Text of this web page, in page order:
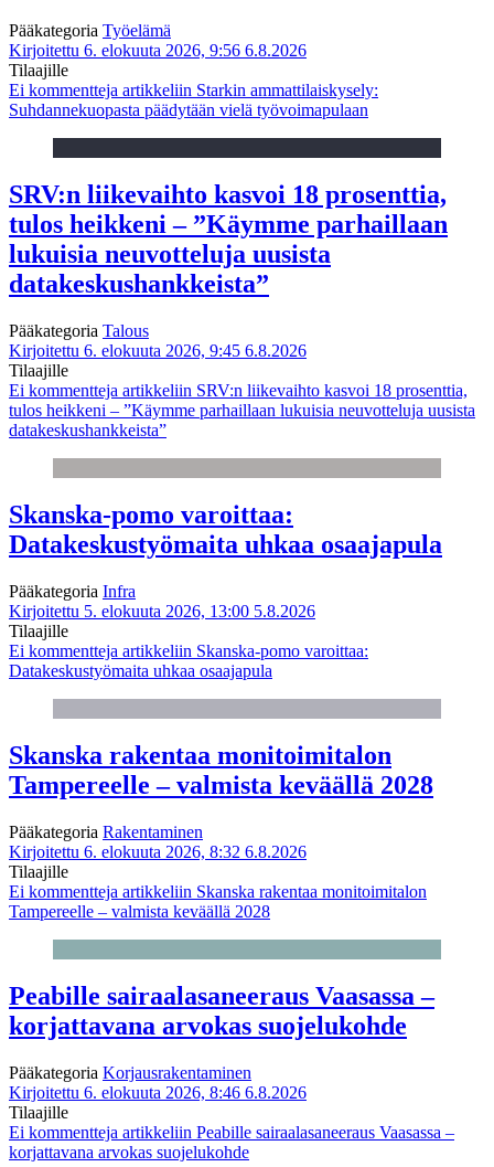
Pääkategoria Työelämä
Kirjoitettu 6. elokuuta 2026, 9:56 6.8.2026
Tilaajille
Ei kommentteja artikkeliin Starkin ammattilaiskysely:
Suhdannekuopasta päädytään vielä työvoimapulaan
SRV:n liikevaihto kasvoi 18 prosenttia,
tulos heikkeni – ”Käymme parhaillaan
lukuisia neuvotteluja uusista
datakeskushankkeista”
Pääkategoria Talous
Kirjoitettu 6. elokuuta 2026, 9:45 6.8.2026
Tilaajille
Ei kommentteja artikkeliin SRV:n liikevaihto kasvoi 18 prosenttia,
tulos heikkeni – ”Käymme parhaillaan lukuisia neuvotteluja uusista
datakeskushankkeista”
Skanska-pomo varoittaa:
Datakeskustyömaita uhkaa osaajapula
Pääkategoria Infra
Kirjoitettu 5. elokuuta 2026, 13:00 5.8.2026
Tilaajille
Ei kommentteja artikkeliin Skanska-pomo varoittaa:
Datakeskustyömaita uhkaa osaajapula
Skanska rakentaa monitoimitalon
Tampereelle – valmista keväällä 2028
Pääkategoria Rakentaminen
Kirjoitettu 6. elokuuta 2026, 8:32 6.8.2026
Tilaajille
Ei kommentteja artikkeliin Skanska rakentaa monitoimitalon
Tampereelle – valmista keväällä 2028
Peabille sairaalasaneeraus Vaasassa –
korjattavana arvokas suojelukohde
Pääkategoria Korjausrakentaminen
Kirjoitettu 6. elokuuta 2026, 8:46 6.8.2026
Tilaajille
Ei kommentteja artikkeliin Peabille sairaalasaneeraus Vaasassa –
korjattavana arvokas suojelukohde